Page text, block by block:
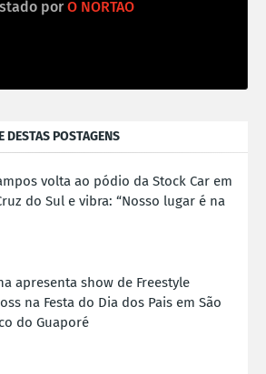
por O NORTÃO
DESTAS POSTAGENS
volta ao pódio da Stock Car em
do Sul e vibra: “Nosso lugar é na
apresenta show de Freestyle
na Festa do Dia dos Pais em São
do Guaporé